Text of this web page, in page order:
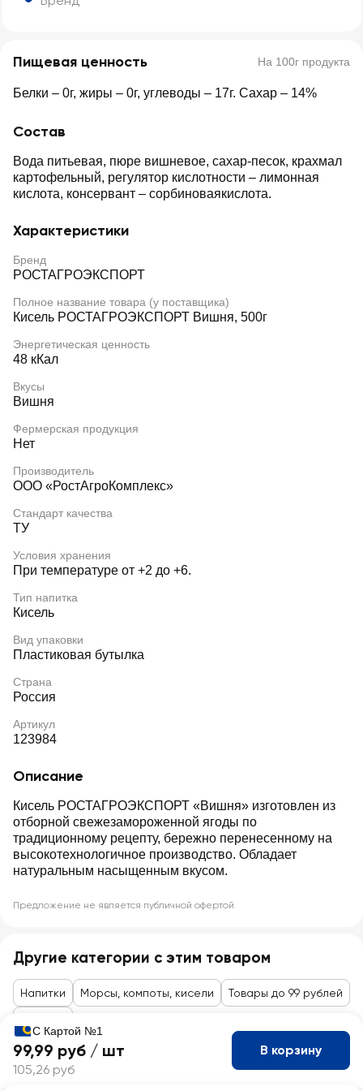
Пищевая ценность На 100г продукта
Белки – 0г, жиры – 0г, углеводы – 17г. Сахар – 14%
Состав
Вода питьевая, пюре вишневое, сахар-песок, крахмал
картофельный, регулятор кислотности – лимонная
кислота, консервант – сорбиноваякислота.
Характеристики
Бренд
РОСТАГРОЭКСПОРТ
Полное название товара (у поставщика)
Кисель РОСТАГРОЭКСПОРТ Вишня, 500г
Энергетическая ценность
48 кКал
Вкусы
Вишня
Фермерская продукция
Нет
Производитель
ООО «РостАгроКомплекс»
Стандарт качества
ТУ
Условия хранения
При температуре от +2 до +6.
Тип напитка
Кисель
Вид упаковки
Пластиковая бутылка
Страна
Россия
Артикул
123984
Описание
Кисель РОСТАГРОЭКСПОРТ «Вишня» изготовлен из
отборной свежезамороженной ягоды по
традиционному рецепту, бережно перенесенному на
высокотехнологичное производство. Обладает
натуральным насыщенным вкусом.
Предложение не является публичной офертой
Другие категории с этим товаром
Напитки Морсы, компоты, кисели Товары до 99 рублей
С Картой №1
99,99 руб / шт
105,26 руб
В корзину